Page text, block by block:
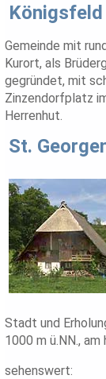
Königsfeld
Gemeinde mit
Kurort, als
gegründet, mit
Zinzendorfplatz
Herrenhut.
St.
Stadt und
1000 m ü.NN.,
sehenswert: